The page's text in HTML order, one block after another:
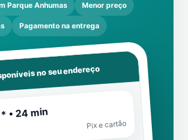
Parque Anhumas Menor preço
Pagamento na entrega
no seu endereço
• 24 min
Pix e cartão